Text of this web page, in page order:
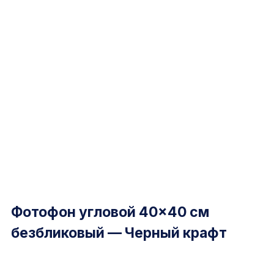
Фотофон угловой 40×40 см
безбликовый — Черный крафт